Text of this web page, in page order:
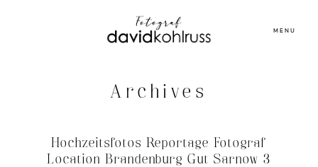
MENU
Archives
Hochzeitsfotos Reportage Fotograf
Location Brandenburg Gut Sarnow 3